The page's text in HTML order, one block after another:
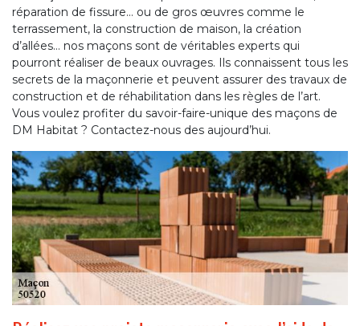
réparation de fissure… ou de gros œuvres comme le
terrassement, la construction de maison, la création
d’allées… nos maçons sont de véritables experts qui
pourront réaliser de beaux ouvrages. Ils connaissent tous les
secrets de la maçonnerie et peuvent assurer des travaux de
construction et de réhabilitation dans les règles de l’art.
Vous voulez profiter du savoir-faire-unique des maçons de
DM Habitat ? Contactez-nous des aujourd’hui.